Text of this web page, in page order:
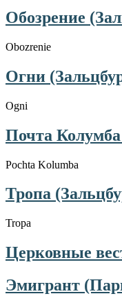
Обозрение
Obozrenie
Огни
Ogni
Почта Колумба
Pochta Kolumba
Тропа
Tropa
Церковные
Эмигрант